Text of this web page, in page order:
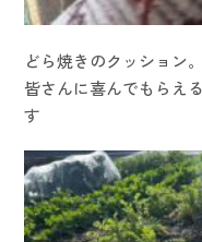
どら焼きのクッション
皆さんに喜んでもらえ
す